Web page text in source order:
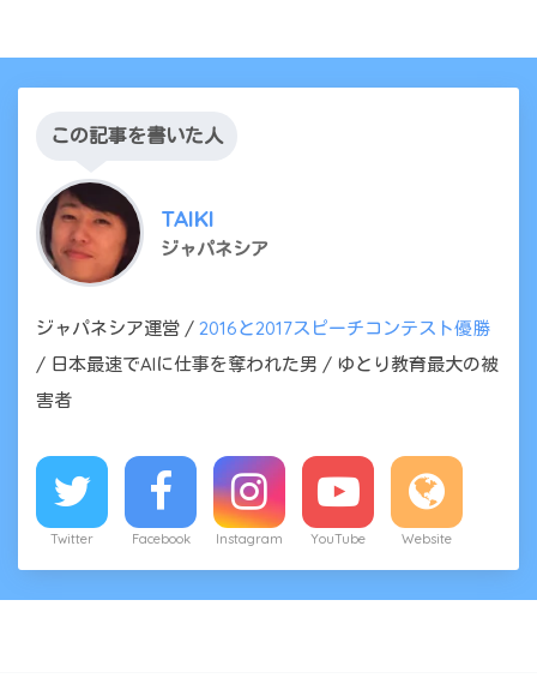
この記事を書いた人
TAIKI
ジャパネシア
ジャパネシア運営 / 2016と2017スピーチコンテスト優勝
/ 日本最速でAIに仕事を奪われた男 / ゆとり教育最大の被
害者
Twitter Facebook Instagram YouTube Website